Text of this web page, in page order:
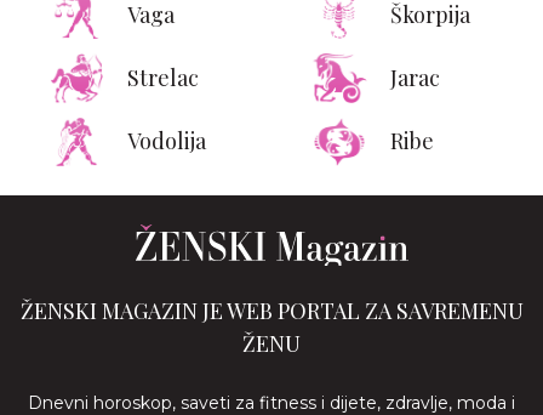
Vaga Škorpija
Strelac Jarac
Vodolija Ribe
ŽENSKI MAGAZIN JE WEB PORTAL ZA SAVREMENU
ŽENU
Dnevni horoskop, saveti za fitness i dijete, zdravlje, moda i